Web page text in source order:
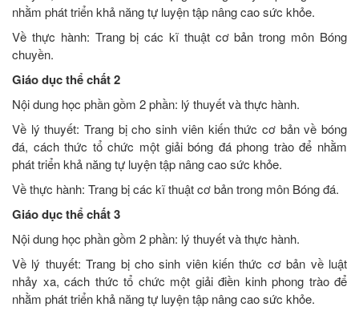
nhằm phát triển khả năng tự luyện tập nâng cao sức khỏe.
Về thực hành: Trang bị các kĩ thuật cơ bản trong môn Bóng
chuyền.
Giáo dục thể chất 2
Nội dung học phần gồm 2 phần: lý thuyết và thực hành.
Về lý thuyết: Trang bị cho sinh viên kiến thức cơ bản về bóng
đá, cách thức tổ chức một giải bóng đá phong trào để nhằm
phát triển khả năng tự luyện tập nâng cao sức khỏe.
Về thực hành: Trang bị các kĩ thuật cơ bản trong môn Bóng đá.
Giáo dục thể chất 3
Nội dung học phần gồm 2 phần: lý thuyết và thực hành.
Về lý thuyết: Trang bị cho sinh viên kiến thức cơ bản về luật
nhảy xa, cách thức tổ chức một giải điền kinh phong trào để
nhằm phát triển khả năng tự luyện tập nâng cao sức khỏe.